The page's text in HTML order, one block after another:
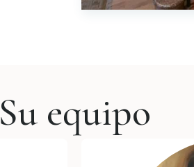
Su equipo